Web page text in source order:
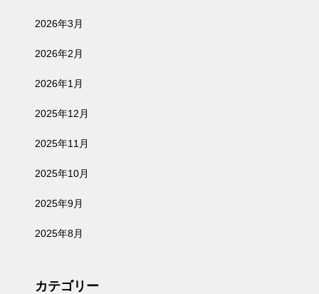
2026年3月
2026年2月
2026年1月
2025年12月
2025年11月
2025年10月
2025年9月
2025年8月
カテゴリー